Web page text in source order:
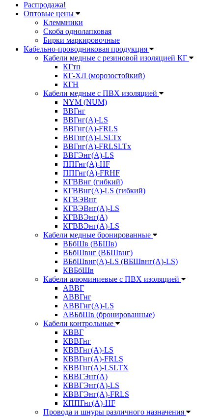
Распродажа!
Оптовые цены
Клеммники
Скоба однолапковая
Бирки маркировочные
Кабельно-проводниковая продукция
Кабели медные с резиновой изоляцией КГ
КГтп
КГ-ХЛ (морозостойкий)
КГН
Кабели медные с ПВХ изоляцией
NYM (NUM)
ВВГнг
ВВГнг(А)-LS
ВВГнг(А)-FRLS
ВВГнг(A)-LSLTx
ВВГнг(A)-FRLSLTx
ВВГЭнг(А)-LS
ППГнг(А)-HF
ППГнг(А)-FRHF
КГВВнг (гибкий)
КГВВнг(А)-LS (гибкий)
КГВЭВнг
КГВЭВнг(А)-LS
КГВВЭнг(А)
КГВВЭнг(А)-LS
Кабели медные бронированные
ВБбШв (ВБШв)
ВБбШвнг (ВБШвнг)
ВБбШвнг(А)-LS (ВБШвнг(А)-LS)
КВБбШв
Кабели алюминиевые с ПВХ изоляцией
АВВГ
АВВГнг
АВВГнг(А)-LS
АВБбШв (бронированные)
Кабели контрольные
КВВГ
КВВГнг
КВВГнг(А)-LS
КВВГнг(А)-FRLS
КВВГнг(А)-LSLTX
КВВГЭнг(А)
КВВГЭнг(А)-LS
КВВГЭнг(А)-FRLS
КППГнг(А)-HF
Провода и шнуры различного назначения